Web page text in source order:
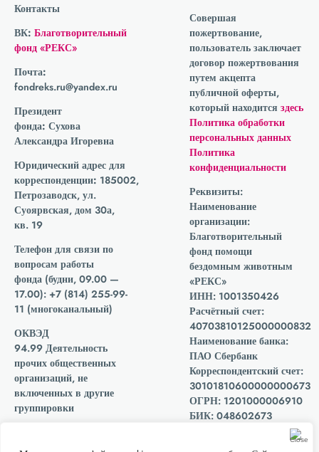
Контакты
ВК: Благотворительный
фонд «РЕКС»
Почта:
fondreks.ru@yandex.ru
Президент
фонда: Сухова
Александра Игоревна
Юридический адрес для
корреспонденции: 185002,
Петрозаводск, ул.
Суоярвская, дом 30а,
кв. 19
Телефон для связи по
вопросам работы
фонда (будни, 09.00 —
17.00): +7 (814) 255-99-
11 (многоканальный)
ОКВЭД
94.99 Деятельность
прочих общественных
организаций, не
включенных в другие
группировки
Совершая
пожертвование,
пользователь заключает
договор пожертвования
путем акцепта
публичной оферты,
который находитсяздесь
Политика обработки
персональных данных
Политика
конфиденциальности
Реквизиты:
Наименование
организации:
Благотворительный
фонд помощи
бездомным животным
«РЕКС»
ИНН: 1001350426
Расчётный счет:
40703810125000000832
Наименование банка:
ПАО Сбербанк
Корреспондентский счет:
30101810600000000673
ОГРН: 1201000006910
БИК: 048602673